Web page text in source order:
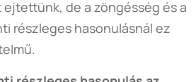
de a zöngésség és a
részleges hasonulásnál ez